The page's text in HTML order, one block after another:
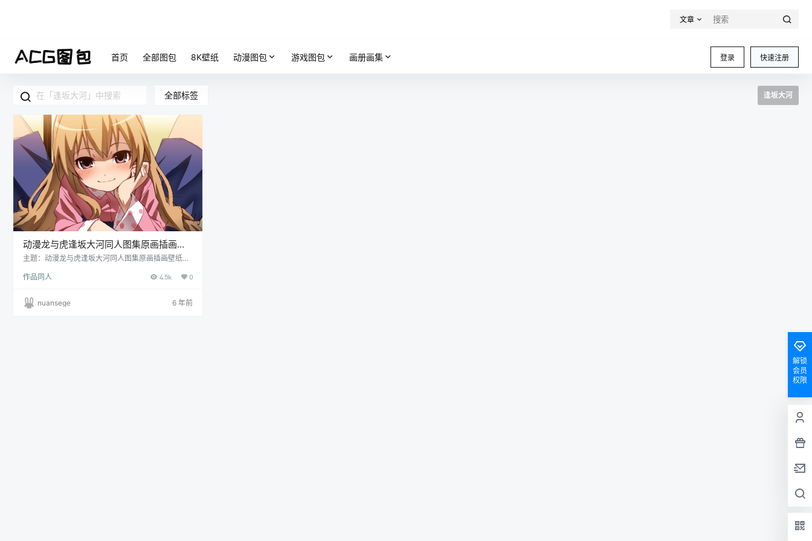
文章
登录 快速注册
首页 全部图包 8K壁纸 动漫图包 游戏图包 画册画集
全部标签 逢坂大河
动漫龙与虎逢坂大河同人图集原画插画壁
纸线稿图片素材 美术资料
主题：动漫龙与虎逢坂大河同人图集原画插画壁纸线
更新581张， 该主题图包不定期持续更新中，更新信
传者最高画质收集 更多动漫同人素材微信公众号：暖
色阁资源库 链接失效反馈：QQ513405129 完整下载
作品同人 4.5k 0
nuansege 6 年前
解锁
会员
权限